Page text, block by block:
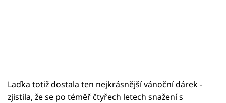
Laďka totiž dostala ten nejkrásnější vánoční dárek -
zjistila, že se po téměř čtyřech letech snažení s